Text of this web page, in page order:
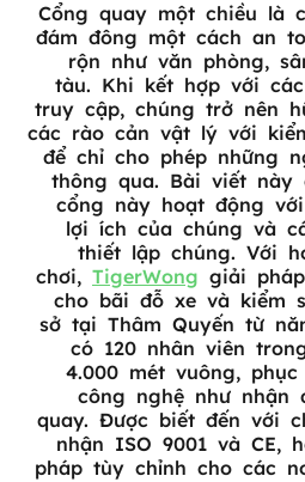
Cổng quay một chiều là
đám đông một cách an
rộn như văn phòng,
tàu. Khi kết hợp với
truy cập, chúng trở nên
các rào cản vật lý với
để chỉ cho phép những
thông qua. Bài viết này
cổng này hoạt động
lợi ích của chúng và
thiết lập chúng. Với
chơi, TigerWong giải
cho bãi đỗ xe và kiểm
sở tại Thâm Quyến từ
có 120 nhân viên
4.000 mét vuông,
công nghệ như nhận
quay. Được biết đến với
nhận ISO 9001 và CE,
pháp tùy chỉnh cho các